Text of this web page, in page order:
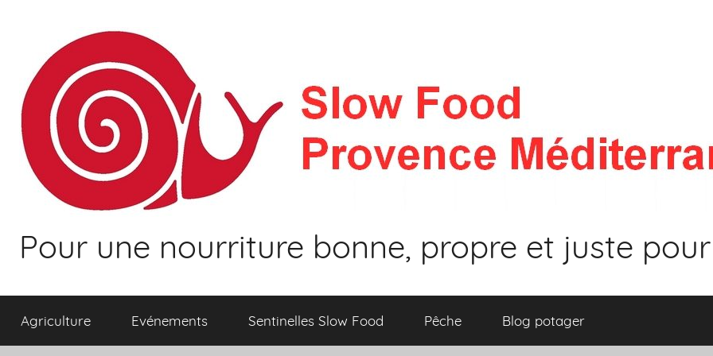
contenu
Pour une nourriture bonne, propre et juste
Agriculture Evénements Sentinelles Slow Food Pêche Blog potager